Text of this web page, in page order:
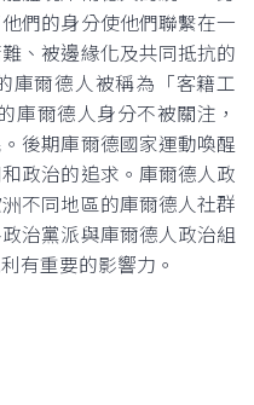
們的身分使他們聯繫在一
、被邊緣化及共同抵抗的
庫爾德人被稱為「客籍工
庫爾德人身分不被關注，
後期庫爾德國家運動喚醒
政治的追求。庫爾德人政
不同地區的庫爾德人社群
治黨派與庫爾德人政治組
有重要的影響力。